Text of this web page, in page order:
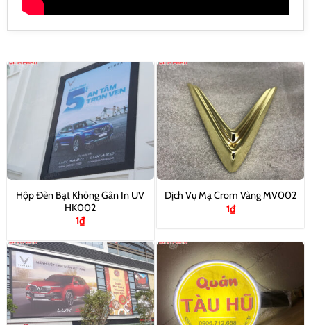
Hộp Đèn Bạt Không Gân In UV
HK002
1₫
Dịch Vụ Mạ Crom Vàng MV002
1₫